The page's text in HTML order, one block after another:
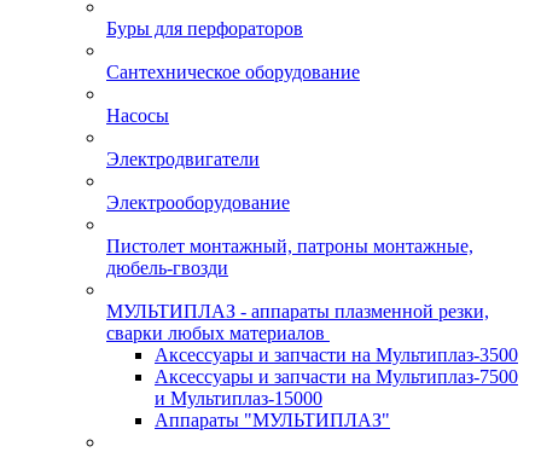
Буры для перфораторов
Сантехническое оборудование
Насосы
Электродвигатели
Электрооборудование
Пистолет монтажный, патроны монтажные,
дюбель-гвозди
МУЛЬТИПЛАЗ - аппараты плазменной резки,
сварки любых материалов
Аксессуары и запчасти на Мультиплаз-3500
Аксессуары и запчасти на Мультиплаз-7500
и Мультиплаз-15000
Аппараты "МУЛЬТИПЛАЗ"